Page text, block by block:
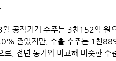
월 공작기계 수주는 3천152억 원
줄었지만, 수출 수주는 1천
, 전년 동기와 비교해 비슷한